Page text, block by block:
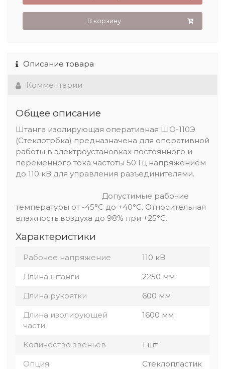
В корзину
Описание товара
Комментарии
Общее описание
Штанга изолирующая оперативная ШО-110Э
(Стеклотрбка) предназначена для оперативной
работы в электроустановках постоянного и
переменного тока частоты 50 Гц напряжением
до 110 кВ для управления разъединителями.
Допустимые рабочие
температуры от -45°С до +40°С. Относительная
влажность воздуха до 98% при +25°С.
Характеристики
Рабочее напряжение
110 кВ
Длина штанги
2250 мм
Длина рукоятки
600 мм
Длина изолирующей
части
1600 мм
Количество звеньев
1 шт
Опция
Стеклопластик